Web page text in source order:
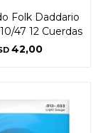
Folk Daddario
47 12 Cuerdas
42,00